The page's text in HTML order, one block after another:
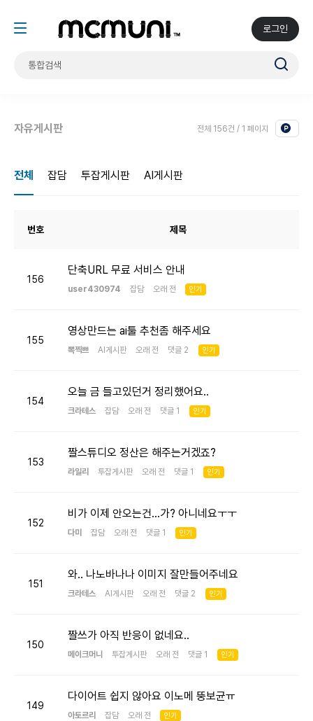
로그인
자유게시판 전체 156건 / 1 페이지
전체 잡담 투잡게시판 AI게시판
번호 제목
156
단축URL 무료 서비스 안내
user430974 잡담 오래 전 인기
155
영상만드는 ai툴 추천좀 해주세요
뽁찍쁘 AI게시판 오래 전 댓글 2 인기
154
오늘 금 들고있던거 정리했어요..
크라테스 잡담 오래 전 댓글 1 인기
153
짤스튜디오 정산은 해주는거겠죠?
라일리 투잡게시판 오래 전 댓글 1 인기
152
비가 이제 안오는건...가? 아니네요ㅜㅜ
다미 잡담 오래 전 댓글 1 인기
151
와.. 나노바나나 이미지 잘만들어주네요
크라테스 AI게시판 오래 전 댓글 2 인기
150
짤쓰가 아직 반응이 없네요..
메이크머니 투잡게시판 오래 전 댓글 1 인기
149
다이어트 쉽지 않아요 이노메 뚱보균ㅠ
아토르리 잡담 오래 전 인기